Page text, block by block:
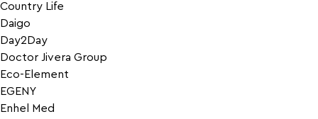
Country Life
Daigo
Day2Day
Doctor Jivera Group
Eco-Element
EGENY
Enhel Med